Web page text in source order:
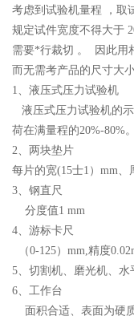
考虑到试验机量程 ，取
规定试件宽度不得大于
需要*行裁切 。 因此用
而无需考产品的尺寸大
1、液压式压力试验机
液压式压力试验机的
荷在满量程的20%-80%
2、两块垫片
每片的宽(15士1）mm
3、钢直尺
分度值1 mm
4、游标卡尺
（0-125）mm,精度
5、切割机、磨光机、水
6、工作台
面积合适、表面为硬